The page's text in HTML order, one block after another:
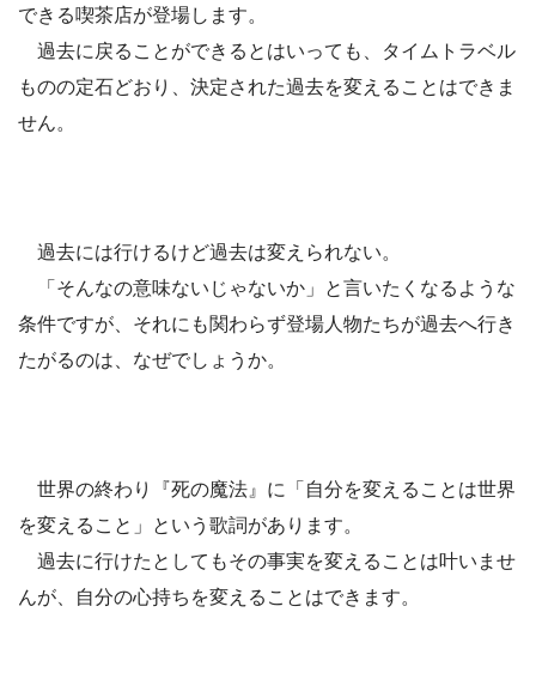
できる喫茶店が登場します。
過去に戻ることができるとはいっても、タイムトラベル
ものの定石どおり、決定された過去を変えることはできま
せん。
過去には行けるけど過去は変えられない。
「そんなの意味ないじゃないか」と言いたくなるような
条件ですが、それにも関わらず登場人物たちが過去へ行き
たがるのは、なぜでしょうか。
世界の終わり『死の魔法』に「自分を変えることは世界
を変えること」という歌詞があります。
過去に行けたとしてもその事実を変えることは叶いませ
んが、自分の心持ちを変えることはできます。